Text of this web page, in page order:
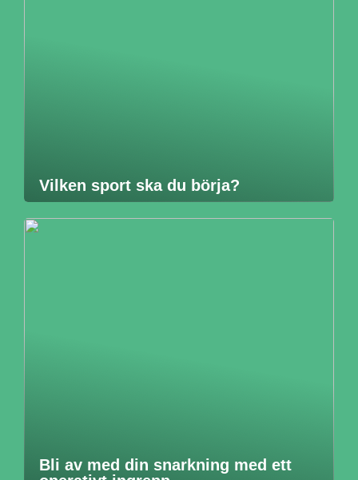
Vilken sport ska du börja?
Bli av med din snarkning med ett